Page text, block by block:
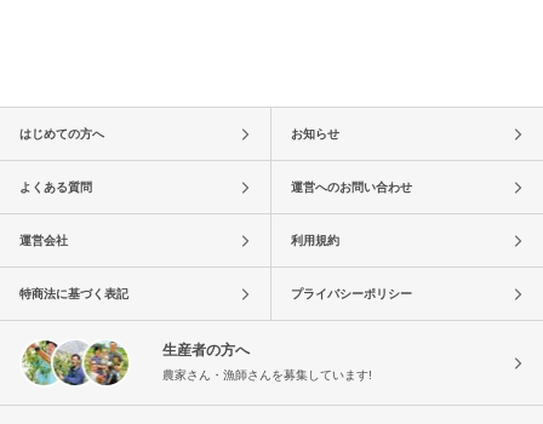
はじめての方へ お知らせ
よくある質問 運営へのお問い合わせ
運営会社 利用規約
特商法に基づく表記 プライバシーポリシー
生産者の方へ
農家さん・漁師さんを募集しています!